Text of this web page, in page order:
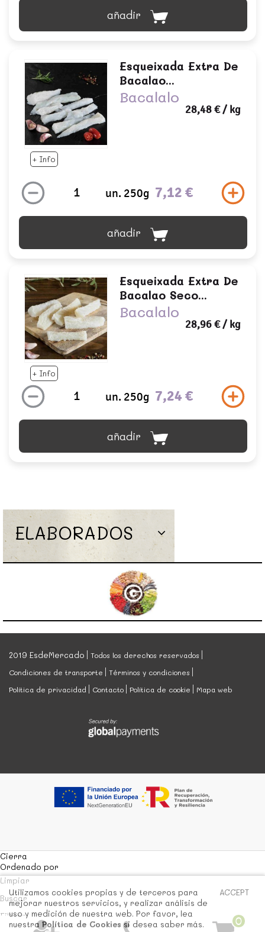
añadir
+ Info
Esqueixada Extra De
Bacalao...
Bacalalo
28,48 €/ kg
un. 250g 7,12 €
añadir
+ Info
Esqueixada Extra De
Bacalao Seco...
Bacalalo
28,96 €/ kg
un. 250g 7,24 €
añadir
ELABORADOS
0
2019 EsdeMercado
Todos los derechos reservados
Condiciones de transporte
Términos y condiciones
Política de privacidad
Contacto Política de cookie Mapa web
ACCEPT
Utilizamos cookies propias y de terceros para
mejorar nuestros servicios, y realizar análisis de
uso y medición de nuestra web. Por favor, lea
nuestra Política de Cookies si desea saber más.
Cierra
Ordenado por
Limpiar
Buscar
Filtrar